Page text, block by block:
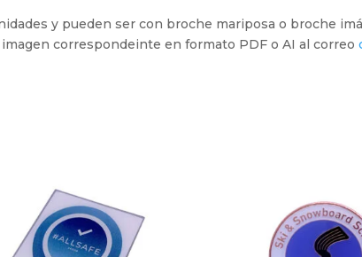
y pueden ser con broche mariposa o broche
correspondeinte en formato PDF o AI al correo